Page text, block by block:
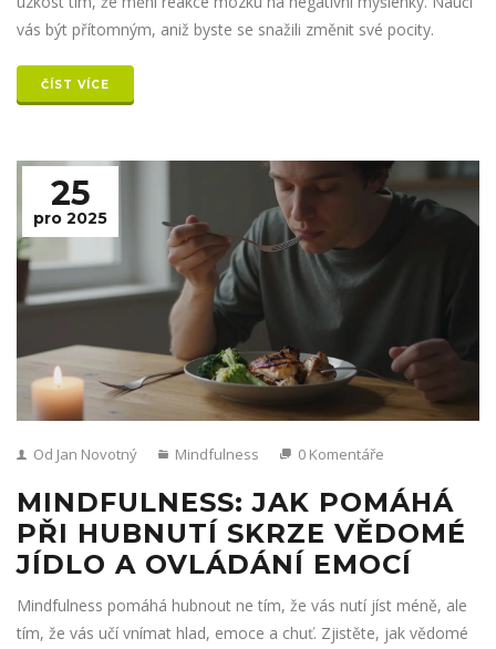
vás být přítomným, aniž byste se snažili změnit své pocity.
ČÍST VÍCE
25
pro 2025
Od Jan Novotný Mindfulness 0 Komentáře
MINDFULNESS: JAK POMÁHÁ
PŘI HUBNUTÍ SKRZE VĚDOMÉ
JÍDLO A OVLÁDÁNÍ EMOCÍ
Mindfulness pomáhá hubnout ne tím, že vás nutí jíst méně, ale
tím, že vás učí vnímat hlad, emoce a chuť. Zjistěte, jak vědomé